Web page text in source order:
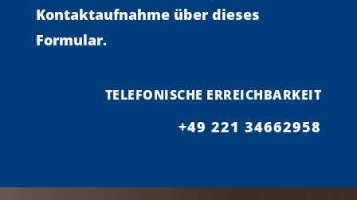
Kontaktaufnahme über dieses
Formular.
TELEFONISCHE ERREICHBARKEIT
+49 221 34662958